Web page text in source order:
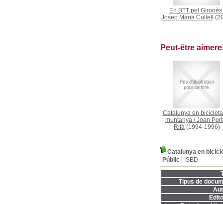
En BTT pel Gironès
Josep Maria Cullell
Peut-être
Catalunya en
muntanya/Joan
Rifà (1994-1996)
Catalunya en
Públic
ISBD
Tipus de